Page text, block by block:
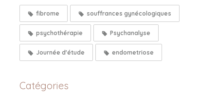
fibrome souffrances gynécologiques
psychothérapie Psychanalyse
Journée d'étude endometriose
Catégories